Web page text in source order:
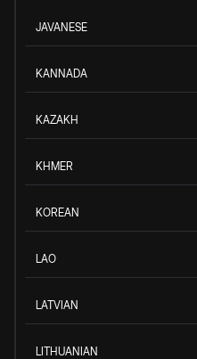
JAVANESE
KANNADA
KAZAKH
KHMER
KOREAN
LAO
LATVIAN
LITHUANIAN